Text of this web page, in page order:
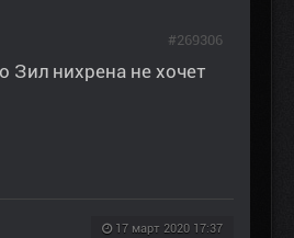
Зил нихрена не хочет
17 март 2020 17:37
#269306